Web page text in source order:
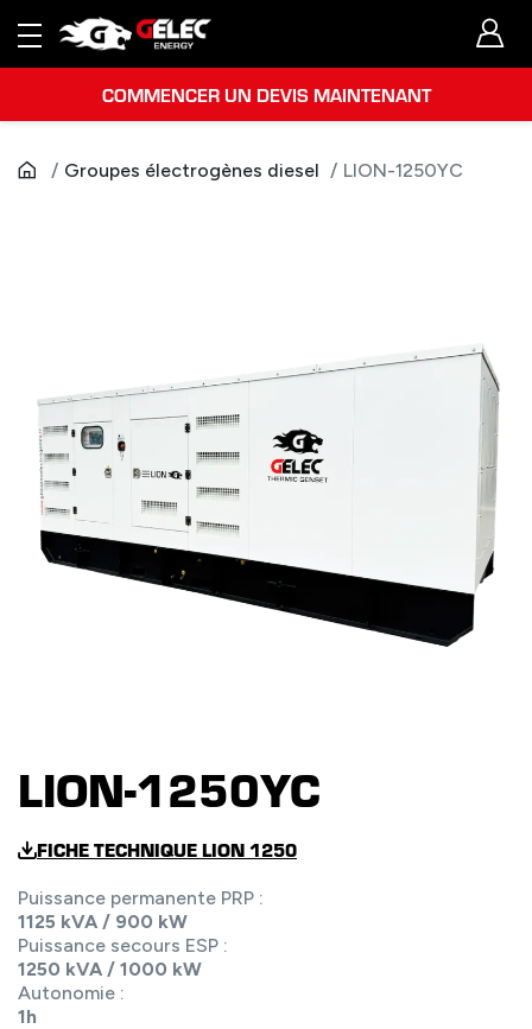
COMMENCER UN DEVIS MAINTENANT
Groupes électrogènes diesel LION-1250YC
LION-1250YC
FICHE TECHNIQUE LION 1250
Puissance permanente PRP :
1125 kVA / 900 kW
Puissance secours ESP :
1250 kVA / 1000 kW
Autonomie :
1h